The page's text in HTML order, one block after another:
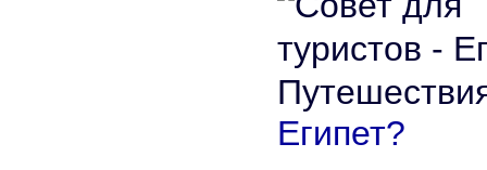
Египет?